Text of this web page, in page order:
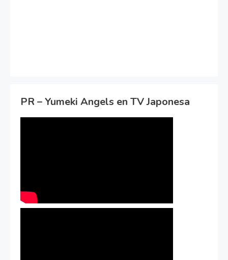
PR – Yumeki Angels en TV Japonesa